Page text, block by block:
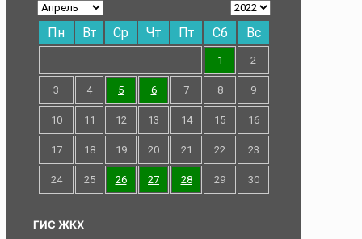
Пн Вт Ср Чт Пт Сб Вс
1 2
3 4 5 6 7 8 9
10 11 12 13 14 15 16
17 18 19 20 21 22 23
24 25 26 27 28 29 30
ГИС ЖКХ